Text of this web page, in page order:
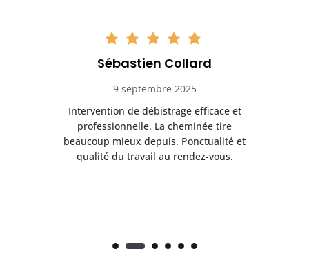
Sébastien Collard
9 septembre 2025
Intervention de débistrage efficace et
professionnelle. La cheminée tire
beaucoup mieux depuis. Ponctualité et
qualité du travail au rendez-vous.